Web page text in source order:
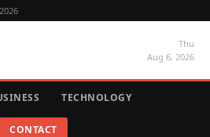
Thu
Aug 6, 2026
TECHNOLOGY
CONTACT